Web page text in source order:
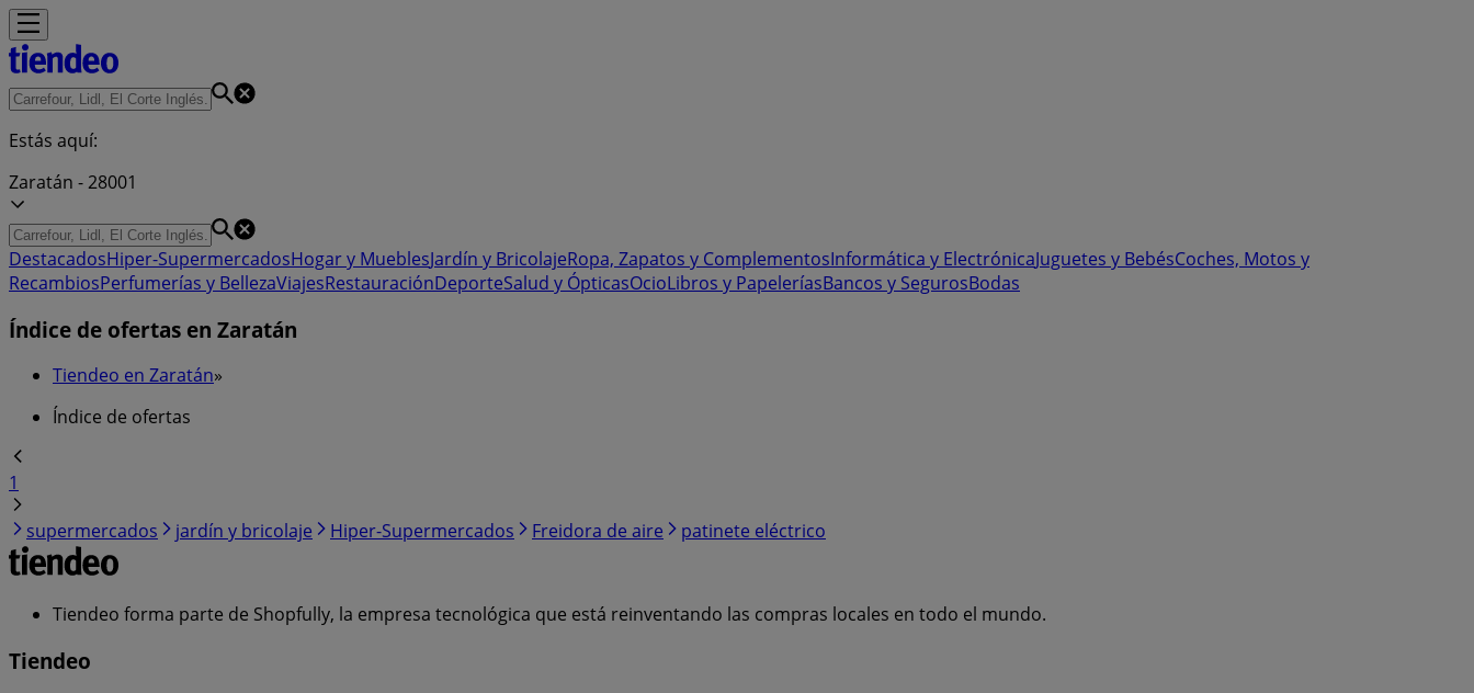
Estás aquí:
Zaratán - 28001
DestacadosHiper-SupermercadosHogar y MueblesJardín y BricolajeRopa, Zapatos y ComplementosInformática y ElectrónicaJuguetes y BebésCoches, Motos y
RecambiosPerfumerías y BellezaViajesRestauraciónDeporteSalud y ÓpticasOcioLibros y PapeleríasBancos y SegurosBodas
Índice de ofertas en Zaratán
Tiendeo en Zaratán»
Índice de ofertas
1
supermercados
jardín y bricolaje Hiper-Supermercados Freidora de aire patinete eléctrico
Tiendeo forma parte de Shopfully, la empresa tecnológica que está reinventando las compras locales en todo el mundo.
Tiendeo